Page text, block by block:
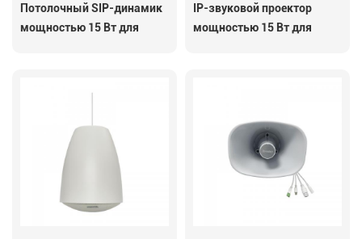
Потолочный SIP-динамик
мощностью 15 Вт для
IP-звуковой проектор
мощностью 15 Вт для